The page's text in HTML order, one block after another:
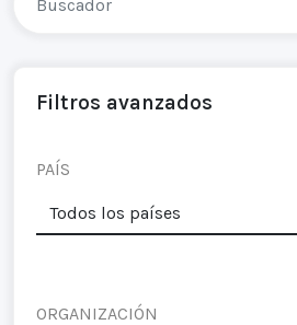
Filtros avanzados
PAÍS
ORGANIZACIÓN